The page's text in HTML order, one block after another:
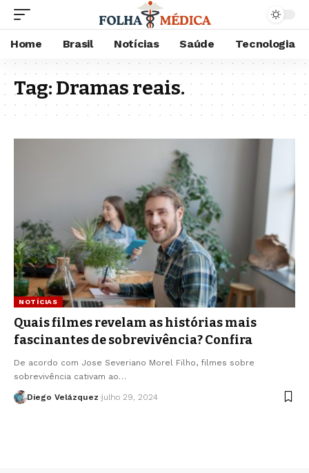
Home Brasil Notícias Saúde Tecnologia
Tag:Dramas reais.
NOTÍCIAS
Quais filmes revelam as histórias mais
fascinantes de sobrevivência? Confira
De acordo com Jose Severiano Morel Filho, filmes sobre
sobrevivência cativam ao…
Diego Velázquez julho 29, 2024